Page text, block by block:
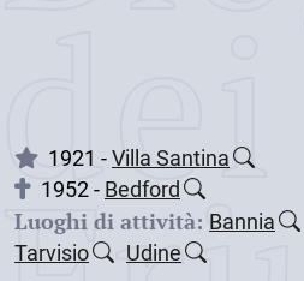
dei
1921 -Villa Santina
1952 - Bedford
Luoghi di attività: Bannia
Tarvisio
Udine